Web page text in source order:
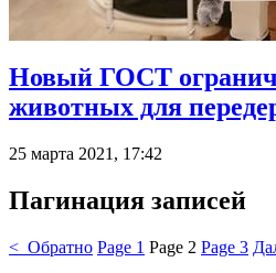
Новый ГОСТ
животных для
25 марта 2021, 17:42
Пагинация записей
< Обратно Page 1 Page 2 Page 3